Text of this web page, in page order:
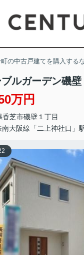
町の中古戸建てを購入する
ブルガーデン磯
万円
香芝市磯壁 １丁目
南大阪線「二上神社口」